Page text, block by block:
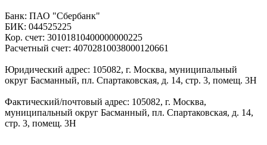
Банк: ПАО "Сбербанк"
БИК: 044525225
Кор. счет: 30101810400000000225
Расчетный счет: 40702810038000120661
Юридический адрес: 105082, г. Москва, муниципальный
округ Басманный, пл. Спартаковская, д. 14, стр. 3, помещ. 3Н
Фактический/почтовый адрес: 105082, г. Москва,
муниципальный округ Басманный, пл. Спартаковская, д. 14,
стр. 3, помещ. 3Н